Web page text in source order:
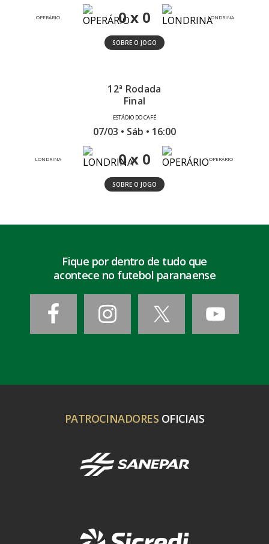
OPERÁRIO 0 x 0 LONDRINA
SOBRE O JOGO
12ª Rodada
Final
ESTÁDIO DO CAFÉ
07/03 • Sáb • 16:00
LONDRINA 0 x 0 OPERÁRIO
SOBRE O JOGO
Fique por dentro de tudo que
acontece no futebol paranaense
PATROCINADORES OFICIAIS